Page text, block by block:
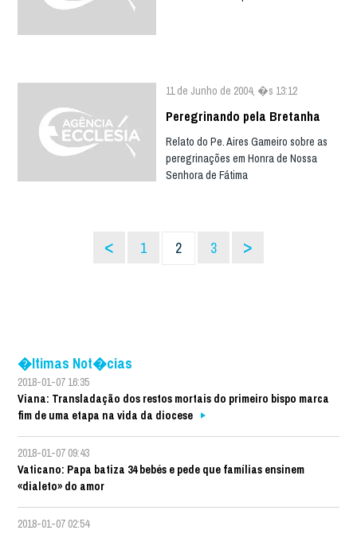
11 de Junho de 2004, �s 13:12
Peregrinando pela Bretanha
Relato do Pe. Aires Gameiro sobre as
peregrinações em Honra de Nossa
Senhora de Fátima
< 1 2 3 >
�ltimas Not�cias
2018-01-07 16:35
Viana: Transladação dos restos mortais do primeiro bispo marca
fim de uma etapa na vida da diocese
2018-01-07 09:43
Vaticano: Papa batiza 34 bebés e pede que famílias ensinem
«dialeto» do amor
2018-01-07 02:54